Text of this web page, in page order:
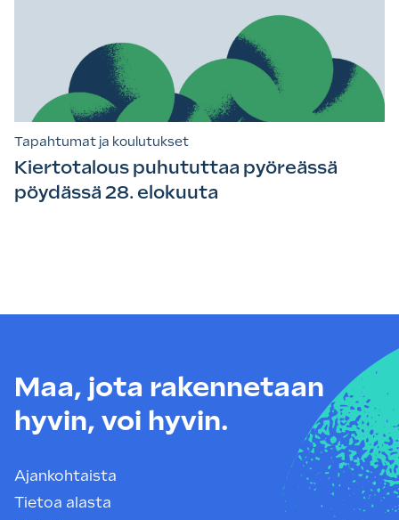
Tapahtumat ja koulutukset
Kiertotalous puhututtaa pyöreässä
pöydässä 28. elokuuta
Maa, jota rakennetaan
hyvin, voi hyvin.
Ajankohtaista
Tietoa alasta